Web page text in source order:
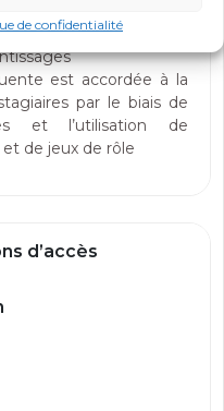
de confidentialité
et la réactivité du
est accordée à la
par le biais de
et l’utilisation de
de jeux de rôle
d’accès